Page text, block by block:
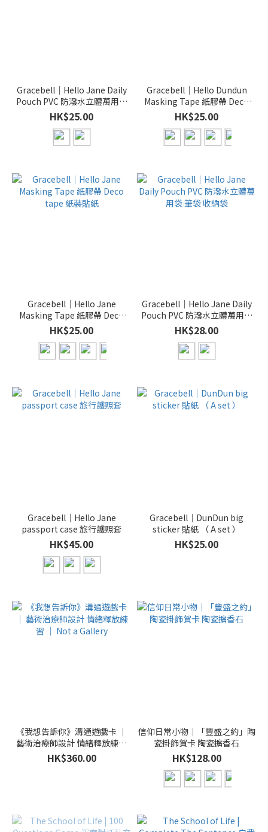
Gracebell｜Hello Jane Daily
Pouch PVC 防潑水立體萬用袋
筆袋 收納袋 （M size）
HK$25.00
Gracebell｜Hello Dundun
Masking Tape 紙膠帶 Deco
tape 紙裝貼紙
HK$25.00
Gracebell｜Hello Jane
Masking Tape 紙膠帶 Deco
tape 紙裝貼紙
HK$25.00
Gracebell｜Hello Jane Daily
Pouch PVC 防潑水立體萬用袋
筆袋 收納袋
HK$28.00
Gracebell｜Hello Jane
passport case 旅行護照套
HK$45.00
Gracebell｜DunDun big
sticker 貼紙 （ A set ）
HK$25.00
《我想告訴你》溝通遊戲卡 ｜
藝術治療師設計 情緒釋放練習
｜ Not a Gallery
HK$360.00
信仰日常小物｜「豐盛之約」陶
瓷掛飾賀卡 陶瓷擴香石
HK$128.00